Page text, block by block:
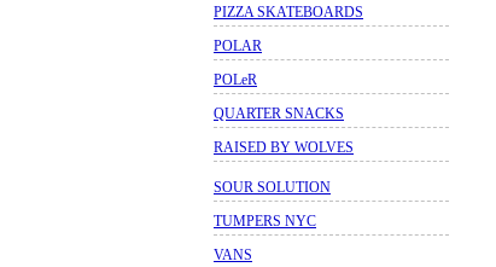
PIZZA SKATEBOARDS
POLAR
POLeR
QUARTER SNACKS
RAISED BY WOLVES
SOUR SOLUTION
TUMPERS NYC
VANS